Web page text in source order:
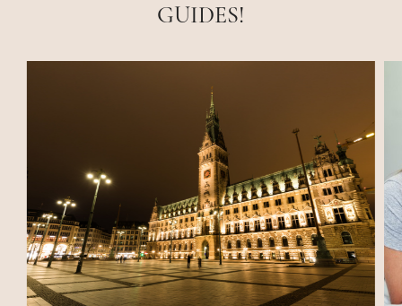
GUIDES!